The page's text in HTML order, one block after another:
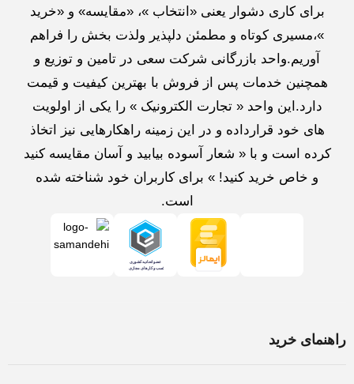
برای کاری دشوار یعنی «انتخاب »، «مقایسه» و «خرید
»،مسیری کوتاه و مطمئن دلپذیر ولذت بخش را فراهم
آوریم.واحد بازرگانی شرکت سعی در تامین و توزیع و
همچنین خدمات پس از فروش با بهترین کیفیت و قیمت
دارد.این واحد « تجارت الکترونیک » را یکی از اولویت
های خود قرارداده و در این زمینه راهکارهایی نیز اتخاذ
کرده است و با « شعار آسوده بیابید و آسان مقایسه کنید
و خاص خرید کنید! » برای کاربران خود شناخته شده
است.
راهنمای خرید